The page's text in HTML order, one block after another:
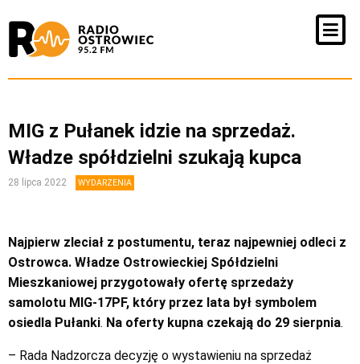
MIG z Pułanek idzie na sprzedaż.
Władze spółdzielni szukają kupca
28 lipca 2022 WYDARZENIA
Najpierw zleciał z postumentu, teraz najpewniej odleci z
Ostrowca. Władze Ostrowieckiej Spółdzielni
Mieszkaniowej przygotowały ofertę sprzedaży
samolotu MIG-17PF, który przez lata był symbolem
osiedla Pułanki. Na oferty kupna czekają do 29 sierpnia.
– Rada Nadzorcza decyzję o wystawieniu na sprzedaż